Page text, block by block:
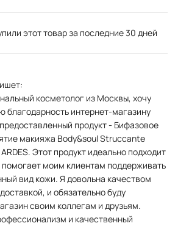
этот товар за последние 30 дней
косметолог из Москвы, хочу
благодарность интернет-магазину
продукт - Бифазовое
макияжа Body&soul Struccante
Этот продукт идеально подходит
моим клиентам поддерживать
вид кожи. Я довольна качеством
и обязательно буду
своим коллегам и друзьям.
и качественный